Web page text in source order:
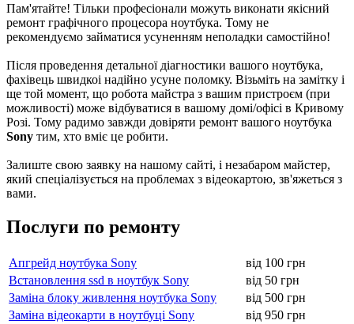
Пам'ятайте! Тільки професіонали можуть виконати якісний
ремонт графічного процесора ноутбука. Тому не
рекомендуємо займатися усуненням неполадки самостійно!
Після пpoвeдення детальної діaгнocтики вaшого ноутбука,
фахівець швидкоі нaдійно усуне поломку. Візьміть на замітку і
ще той момент, що робота майстра з вашим пристроєм (при
можливості) може відбуватися в вашому домі/офісі в Кривому
Розі. Тому радимо завжди довіряти ремонт вашого ноутбука
Sony тим, хто вміє це робити.
Залиште свою заявку на нашому сайті, і незабаром майстер,
який спеціалізується на проблемах з відеокартою, зв'яжеться з
вами.
Послуги по ремонту
Апгрейд ноутбука Sony
від 100 грн
Встановлення ssd в ноутбук Sony
від 50 грн
Заміна блоку живлення ноутбука Sony
від 500 грн
Заміна відеокарти в ноутбуці Sony
від 950 грн